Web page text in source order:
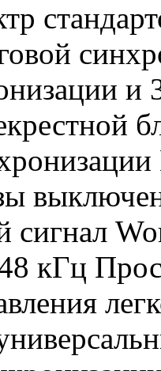
и
сигнал
кГц